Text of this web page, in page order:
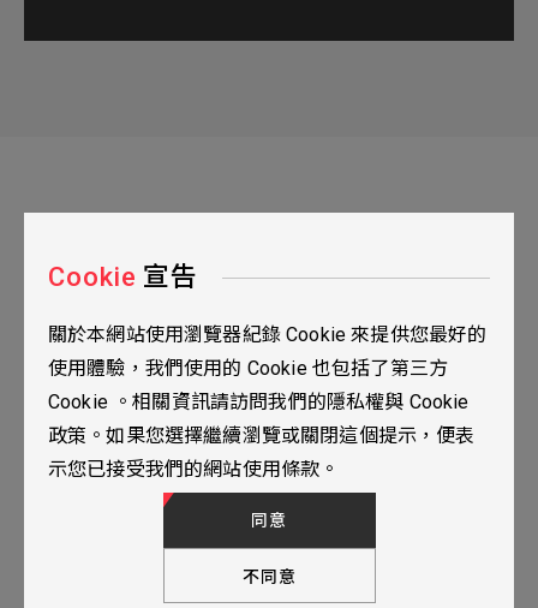
台北市115南港區三重路19之2號九樓
02-2655-0077
02-2655-0666
TOP
人才招募 隱私權政策
© 2024 YUBANTEC. All Rights Reserved. Designed by
Cookie 宣告
關於本網站使用瀏覽器紀錄 Cookie 來提供您最好的
使用體驗，我們使用的 Cookie 也包括了第三方
Cookie 。相關資訊請訪問我們的隱私權與 Cookie
政策。如果您選擇繼續瀏覽或關閉這個提示，便表
示您已接受我們的網站使用條款。
不同意
同意